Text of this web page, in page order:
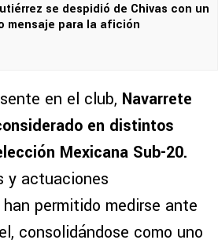
se despidió de Chivas con un
mensaje para la afición
en el club, Navarrete
en distintos
Mexicana Sub-20.
y actuaciones
permitido medirse ante
consolidándose como uno